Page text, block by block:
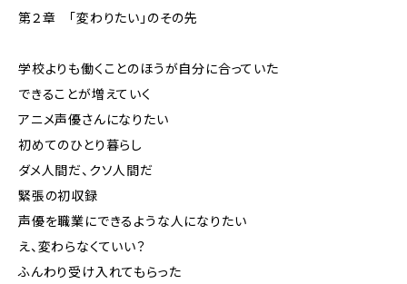
第２章 「変わりたい」のその先
学校よりも働くことのほうが自分に合っていた
できることが増えていく
アニメ声優さんになりたい
初めてのひとり暮らし
ダメ人間だ、クソ人間だ
緊張の初収録
声優を職業にできるような人になりたい
え、変わらなくていい？
ふんわり受け入れてもらった